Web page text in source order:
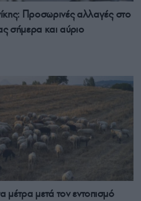
Προσωρινές αλλαγές στο
σήμερα και αύριο
μέτρα μετά τον εντοπισμό